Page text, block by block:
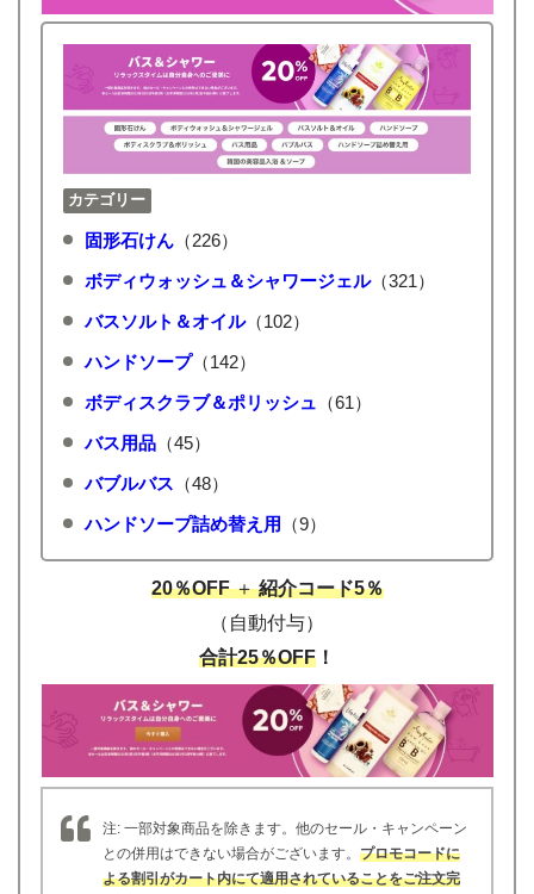
カテゴリー
固形石けん（226）
ボディウォッシュ＆シャワージェル（321）
バスソルト＆オイル（102）
ハンドソープ（142）
ボディスクラブ＆ポリッシュ （61）
バス用品（45）
バブルバス （48）
ハンドソープ詰め替え用 （9）
20％OFF＋紹介コード5％
（自動付与）
合計25％OFF ！
注: 一部対象商品を除きます。他のセール・キャンペーン
との併用はできない場合がございます。プロモコードに
よる割引がカート内にて適用されていることをご注文完